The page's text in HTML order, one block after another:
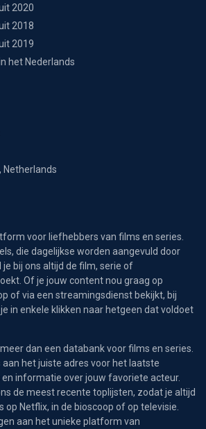
2020
2018
2019
het Nederlands
Netherlands
voor liefhebbers van films en series.
die dagelijkse worden aangevuld door
bij ons altijd de film, serie of
Of je jouw content nou graag op
of via een streamingsdienst bekijkt, bij
in enkele klikken naar hetgeen dat voldoet
dan een databank voor films en series.
het juiste adres voor het laatste
informatie over jouw favoriete acteur.
de meest recente toplijsten, zodat je altijd
op Netflix, in de bioscoop of op televisie.
aan het unieke platform van